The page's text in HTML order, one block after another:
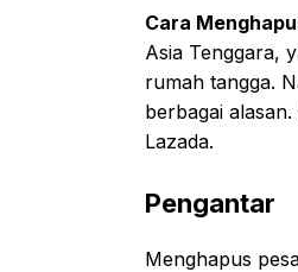
Cara
Asia Tenggara,
rumah tangga.
berbagai
Lazada.
Pengantar
Menghapus